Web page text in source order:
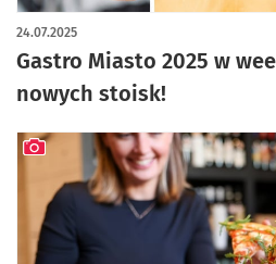
Gastro Miasto 2025 w
nowych stoisk!
24.07.2025